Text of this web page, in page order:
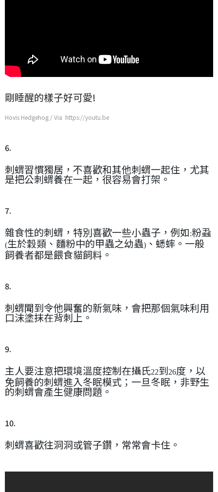
剛睡醒的樣子好可愛!
Hovis Hedgehog / Via https://youtu.be
6.
刺蝟習慣獨居，不喜歡和其他刺蝟一起住，尤其
是把公刺蝟養在一起，很容易會打架。
7.
雜食性的刺蝟，特別喜歡一些小蟲子，例如:粉蝨
(生於穀類、麵粉中的甲蟲之幼蟲) 、蟋蟀。一般
飼養者都是餵食貓飼料。
8.
刺蝟聞到令他興奮的新氣味，會把那個氣味利用
口沫塗抹在背刺上。
9.
主人要注意把環境溫度控制在攝氏22到26度，以
免飼養的刺蝟進入冬眠模式；一旦冬眠，非野生
的刺蝟會產生健康問題。
10.
刺蝟喜歡往洞洞或管子鑽，常常會卡住。